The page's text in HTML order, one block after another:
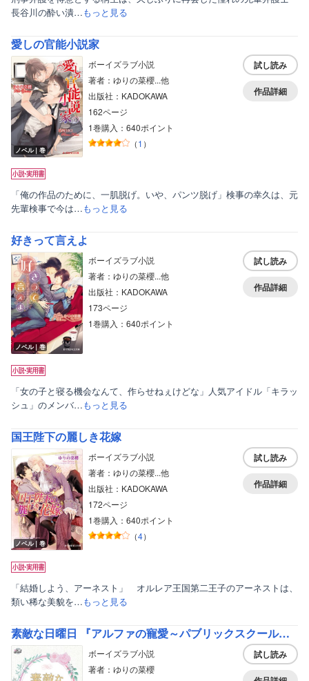
長谷川の酔い潰…もっと見る
愛しの官能小説家
ノベル｜巻
ボーイズラブ小説
著者：ゆりの菜櫻...他
出版社：KADOKAWA
162ページ
1巻購入：640ポイント
（1 ）
試し読み
作品詳細
「俺の作品のために、一肌脱げ。いや、パンツ脱げ」検事の幸久は、元
先輩検事で今は…もっと見る
好きって言えよ
ノベル｜巻
ボーイズラブ小説
著者：ゆりの菜櫻...他
出版社：KADOKAWA
173ページ
1巻購入：640ポイント
試し読み
作品詳細
「女の子と寝る機会なんて、作らせねぇけどな」人気アイドル「キラッ
シュ」のメンバ…もっと見る
国王陛下の麗しき花嫁
ノベル｜巻
ボーイズラブ小説
著者：ゆりの菜櫻...他
出版社：KADOKAWA
172ページ
1巻購入：640ポイント
（4）
試し読み
作品詳細
「結婚しよう、アーネスト」 オルレア王国第二王子のアーネストは、
類い稀な美貌を…もっと見る
素敵な日曜日 『アルファの寵愛～パブリックスクールの恋～』番外編
ボーイズラブ小説
著者：ゆりの菜櫻
試し読み